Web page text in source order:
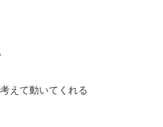
えて動いてくれる
すか？
くれる従業員想いの社長